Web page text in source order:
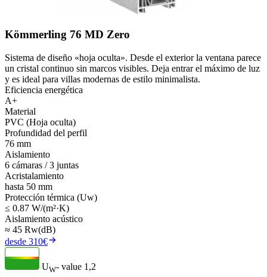
Kömmerling 76 MD Zero
Sistema de diseño «hoja oculta». Desde el exterior la ventana parece
un cristal continuo sin marcos visibles. Deja entrar el máximo de luz
y es ideal para villas modernas de estilo minimalista.
Eficiencia energética
A+
Material
PVC (Hoja oculta)
Profundidad del perfil
76 mm
Aislamiento
6 cámaras / 3 juntas
Acristalamiento
hasta 50 mm
Protección térmica (Uw)
≤ 0.87 W/(m²·K)
Aislamiento acústico
≈ 45 Rw(dB)
desde 310€
UW- value 1,2